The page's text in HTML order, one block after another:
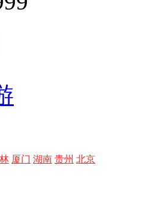
厦门 湖南 贵州 北京